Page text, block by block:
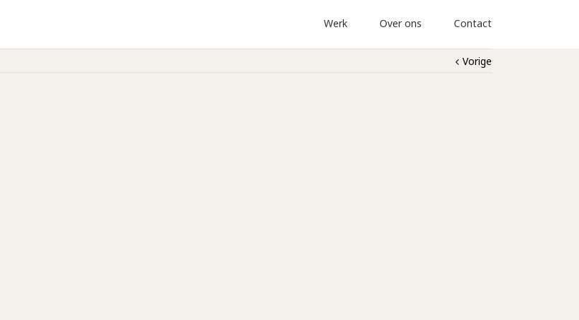
Werk Over ons Contact
Vorige